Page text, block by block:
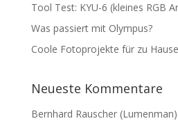
Tool Test: KYU-6 (kleines RGB
Was passiert mit Olympus?
Coole Fotoprojekte für zu
Neueste Kommentare
Bernhard Rauscher (Lumenman)